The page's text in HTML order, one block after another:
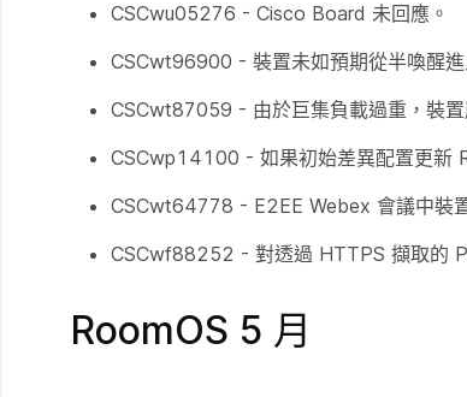
CSCwu05276 - Cisco Board 未回應。
CSCwt96900 - 裝置未如預期從半喚醒進
CSCwt87059 - 由於巨集負載過重，裝置
CSCwp14100 - 如果初始差異配置更新
CSCwt64778 - E2EE Webex 會議中裝
CSCwf88252 - 對透過 HTTPS 擷取的
RoomOS 5 月